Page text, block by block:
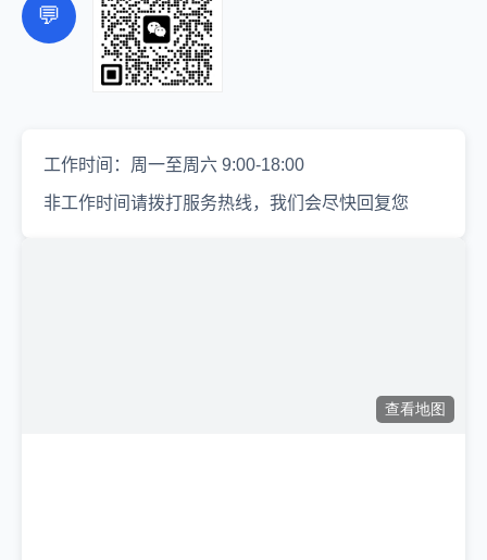
💬
工作时间：周一至周六 9:00-18:00
非工作时间请拨打服务热线，我们会尽快回复您